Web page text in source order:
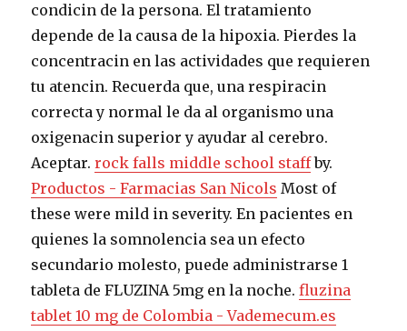
condicin de la persona. El tratamiento
depende de la causa de la hipoxia. Pierdes la
concentracin en las actividades que requieren
tu atencin. Recuerda que, una respiracin
correcta y normal le da al organismo una
oxigenacin superior y ayudar al cerebro.
Aceptar.rock falls middle school staffby.
Productos - Farmacias San Nicols Most of
these were mild in severity. En pacientes en
quienes la somnolencia sea un efecto
secundario molesto, puede administrarse 1
tableta de FLUZINA 5mg en la noche.fluzina
tablet 10 mg de Colombia - Vademecum.es